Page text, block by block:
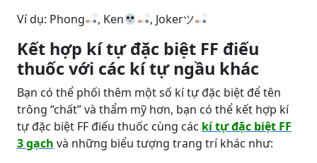
Ví dụ: Phong
, Ken , Jokerツ
Kết hợp kí tự đặc biệt FF điếu
thuốc với các kí tự ngầu khác
Bạn có thể phối thêm một số kí tự đặc biệt để tên
trông “chất” và thẩm mỹ hơn, bạn có thể kết hợp kí
tự đặc biệt FF điếu thuốc cùng các kí tự đặc biệt FF
3 gạch và những biểu tượng trang trí khác như: